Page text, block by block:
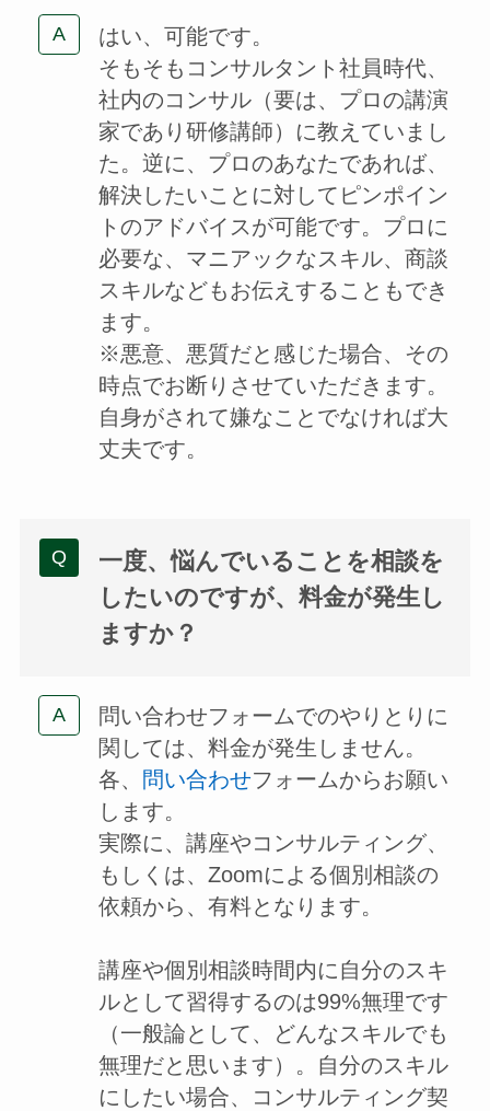
はい、可能です。
そもそもコンサルタント社員時代、
社内のコンサル（要は、プロの講演
家であり研修講師）に教えていまし
た。逆に、プロのあなたであれば、
解決したいことに対してピンポイン
トのアドバイスが可能です。プロに
必要な、マニアックなスキル、商談
スキルなどもお伝えすることもでき
ます。
※悪意、悪質だと感じた場合、その
時点でお断りさせていただきます。
自身がされて嫌なことでなければ大
丈夫です。
一度、悩んでいることを相談を
したいのですが、料金が発生し
ますか？
問い合わせフォームでのやりとりに
関しては、料金が発生しません。
各、
問い合わせフォームからお願い
します。
実際に、講座やコンサルティング、
もしくは、Zoomによる個別相談の
依頼から、有料となります。
講座や個別相談時間内に自分のスキ
ルとして習得するのは99%無理です
（一般論として、どんなスキルでも
無理だと思います）。自分のスキル
にしたい場合、コンサルティング契